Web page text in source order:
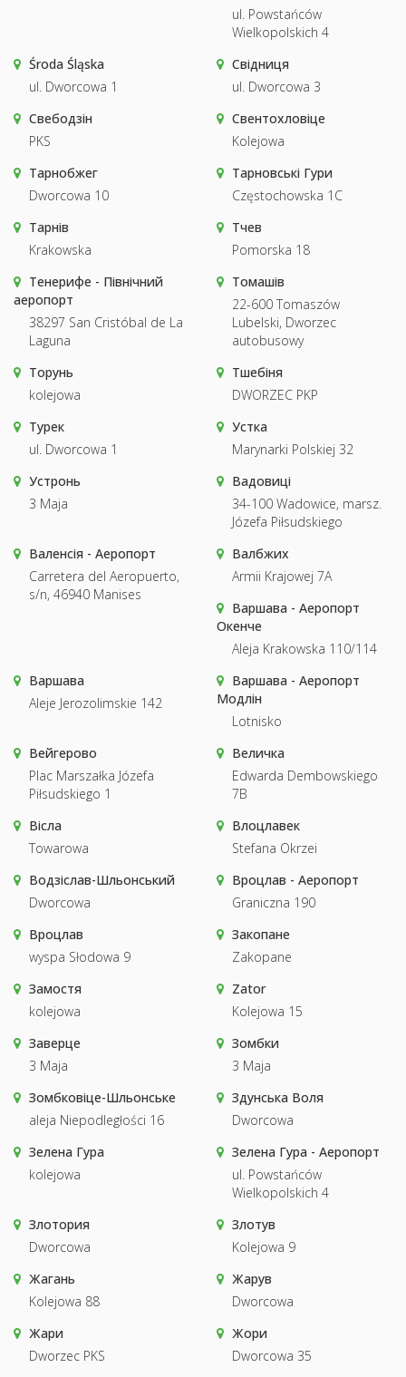
ul. Powstańców
Wielkopolskich 4
Środa Śląska
ul. Dworcowa 1
Свідниця
ul. Dworcowa 3
Свебодзін
PKS
Свентохловіце
Kolejowa
Тарнобжег
Dworcowa 10
Тарновські Гури
Częstochowska 1C
Тарнів
Krakowska
Тчев
Pomorska 18
Тенерифе - Північний
аеропорт
38297 San Cristóbal de La
Laguna
Томашів
22-600 Tomaszów
Lubelski, Dworzec
autobusowy
Торунь
kolejowa
Тшебіня
DWORZEC PKP
Турек
ul. Dworcowa 1
Устка
Marynarki Polskiej 32
Устронь
3 Maja
Вадовиці
34-100 Wadowice, marsz.
Józefa Piłsudskiego
Валенсія - Аеропорт
Carretera del Aeropuerto,
s/n, 46940 Manises
Валбжих
Armii Krajowej 7A
Варшава - Аеропорт
Окенче
Aleja Krakowska 110/114
Варшава
Aleje Jerozolimskie 142
Варшава - Аеропорт
Модлін
Lotnisko
Вейгерово
Plac Marszałka Józefa
Piłsudskiego 1
Величка
Edwarda Dembowskiego
7B
Вісла
Towarowa
Влоцлавек
Stefana Okrzei
Водзіслав-Шльонський
Dworcowa
Вроцлав - Аеропорт
Graniczna 190
Вроцлав
wyspa Słodowa 9
Закопане
Zakopane
Замостя
kolejowa
Zator
Kolejowa 15
Заверце
3 Maja
Зомбки
3 Maja
Зомбковіце-Шльонське
aleja Niepodległości 16
Здунська Воля
Dworcowa
Зелена Гура
kolejowa
Зелена Гура - Аеропорт
ul. Powstańców
Wielkopolskich 4
Злотория
Dworcowa
Злотув
Kolejowa 9
Жагань
Kolejowa 88
Жарув
Dworcowa
Жари
Dworzec PKS
Жори
Dworcowa 35